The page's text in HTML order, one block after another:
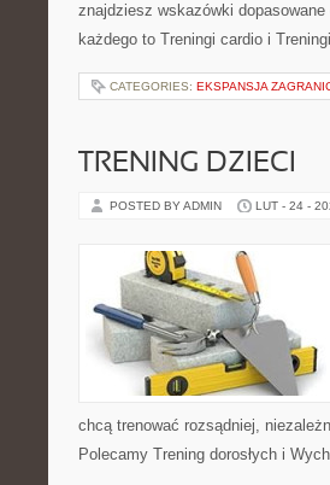
znajdziesz wskazówki
każdego to Treningi cardio i
CATEGORIES: EKSPANSJA
TRENING DZIECI
POSTED BY ADMIN LUT - 24 -
chcą trenować rozsądniej,
Polecamy Trening dorosłych i